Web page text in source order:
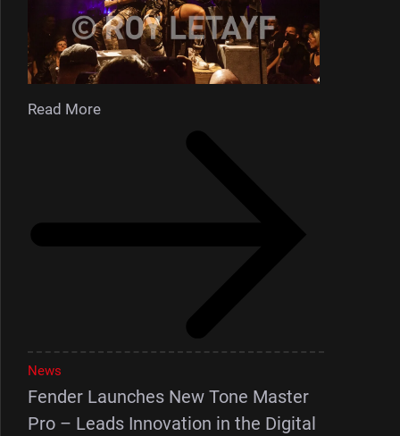
Read More
News
Fender Launches New Tone Master
Pro – Leads Innovation in the Digital